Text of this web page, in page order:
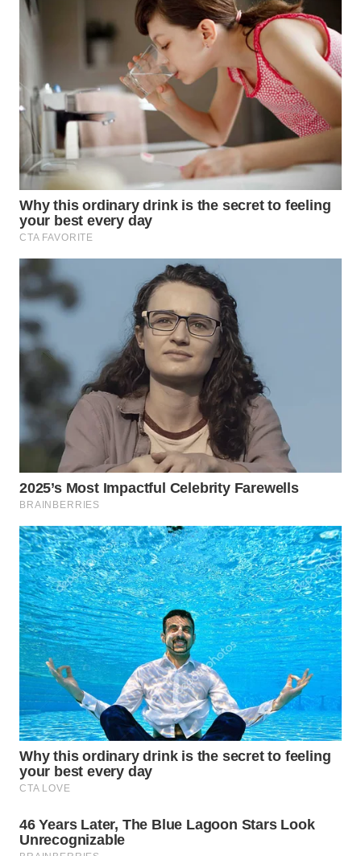
WAHANA
TRAVEL
WAHANA
TV
WAHANANEWS
ID
WAHANANEWS
CO ID
WAHANANEWS
WAHANA
SPORT
WAHANA
UMKM
WAHANA
SELEB
WAHANA
PERSONA
WAHANA
OTOMOTIF
WAHANA
HEALTH
WAHANA
DESA
WISATA
LAPAK
WAHANA